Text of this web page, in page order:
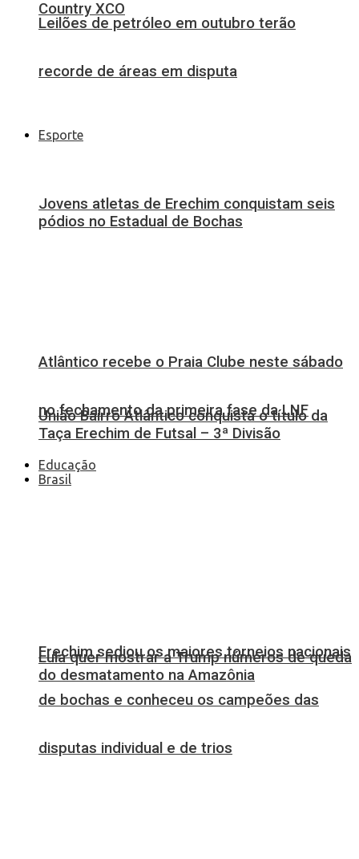
Leilões de petróleo em outubro terão
recorde de áreas em disputa
Esporte
Atlântico recebe o Praia Clube neste sábado
no fechamento da primeira fase da LNF
Erechim sediou os maiores torneios nacionais
de bochas e conheceu os campeões das
disputas individual e de trios
Country XCO
Jovens atletas de Erechim conquistam seis
pódios no Estadual de Bochas
União Bairro Atlântico conquista o título da
Taça Erechim de Futsal – 3ª Divisão
Educação
Brasil
Lula quer mostrar a Trump números de queda
do desmatamento na Amazônia